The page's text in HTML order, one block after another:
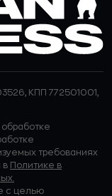
КПП 772501001,
требованиях
в Политике в
с целью